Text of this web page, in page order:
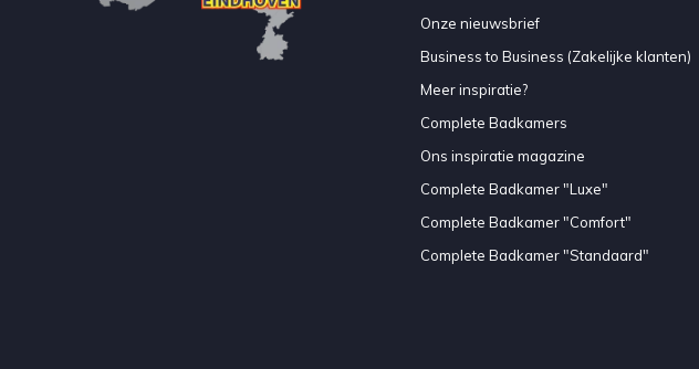
Onze nieuwsbrief
Business to Business (Zakelijke klanten)
Meer inspiratie?
Complete Badkamers
Ons inspiratie magazine
Complete Badkamer "Luxe"
Complete Badkamer "Comfort"
Complete Badkamer "Standaard"